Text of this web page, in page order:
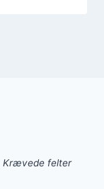
Krævede felter